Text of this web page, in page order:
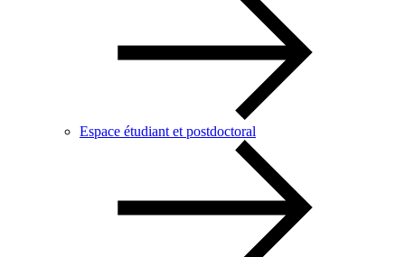
Espace étudiant et postdoctoral